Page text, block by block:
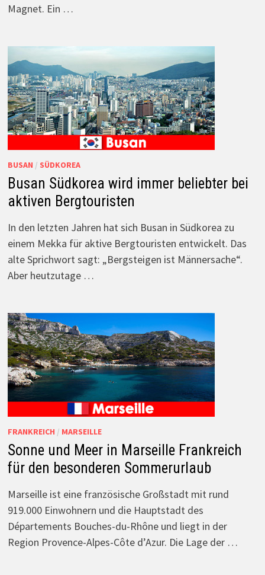
Magnet. Ein …
BUSAN / SÜDKOREA
Busan Südkorea wird immer beliebter bei
aktiven Bergtouristen
In den letzten Jahren hat sich Busan in Südkorea zu
einem Mekka für aktive Bergtouristen entwickelt. Das
alte Sprichwort sagt: „Bergsteigen ist Männersache“.
Aber heutzutage …
FRANKREICH / MARSEILLE
Sonne und Meer in Marseille Frankreich
für den besonderen Sommerurlaub
Marseille ist eine französische Großstadt mit rund
919.000 Einwohnern und die Hauptstadt des
Départements Bouches-du-Rhône und liegt in der
Region Provence-Alpes-Côte d’Azur. Die Lage der …